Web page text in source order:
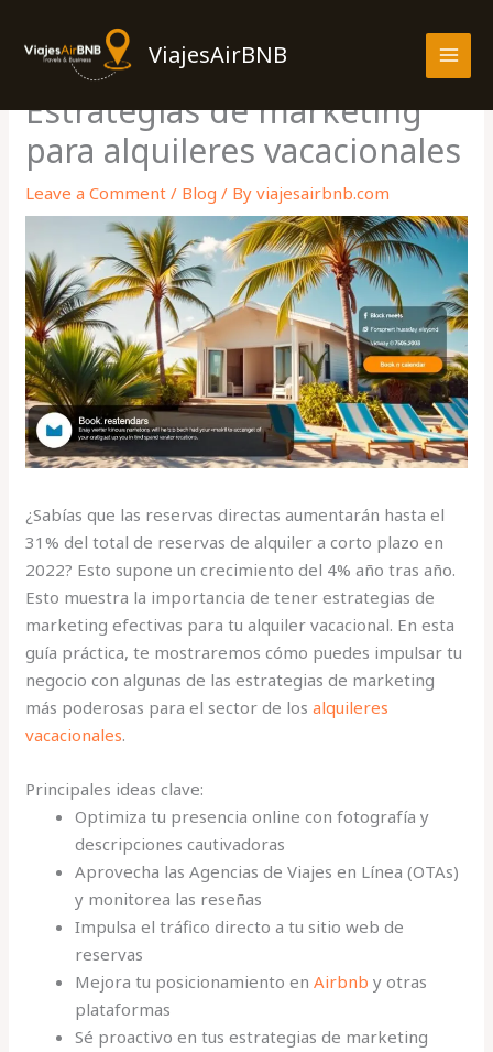
content
ViajesAirBNB
Estrategias de marketing
para alquileres vacacionales
Leave a Comment / Blog / Byviajesairbnb.com
¿Sabías que las reservas directas aumentarán hasta el
31% del total de reservas de alquiler a corto plazo en
2022? Esto supone un crecimiento del 4% año tras año.
Esto muestra la importancia de tener estrategias de
marketing efectivas para tu alquiler vacacional. En esta
guía práctica, te mostraremos cómo puedes impulsar tu
negocio con algunas de las estrategias de marketing
más poderosas para el sector de losalquileres
vacacionales.
Principales ideas clave:
Optimiza tu presencia online con fotografía y
descripciones cautivadoras
Aprovecha las Agencias de Viajes en Línea (OTAs)
y monitorea las reseñas
Impulsa el tráfico directo a tu sitio web de
reservas
Mejora tu posicionamiento enAirbnb y otras
plataformas
Sé proactivo en tus estrategias de marketing